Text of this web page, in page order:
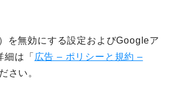
を無効にする設定およびGoogleア
細は「 広告 – ポリシーと規約 –
さい。